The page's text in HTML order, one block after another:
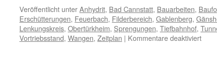
Veröffentlicht unterAnhydrit, Bad Cannstatt, Bauarbeiten,
Erschütterungen, Feuerbach, Filderbereich, Gablenberg,
Lenkungskreis, Obertürkheim, Sprengungen, Tiefbahnhof,
Vortriebsstand, Wangen, Zeitplan | Kommentare deaktiviert